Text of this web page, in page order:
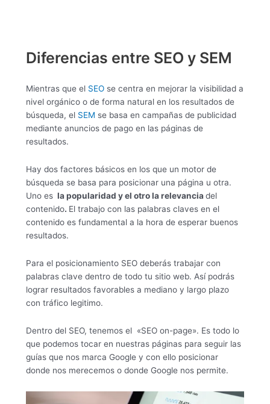
Diferencias entre SEO y SEM
Mientras que el SEO se centra en mejorar la visibilidad a
nivel orgánico o de forma natural en los resultados de
búsqueda, el SEM se basa en campañas de publicidad
mediante anuncios de pago en las páginas de
resultados.
Hay dos factores básicos en los que un motor de
búsqueda se basa para posicionar una página u otra.
Uno es la popularidad y el otro la relevanciadel
contenido. El trabajo con las palabras claves en el
contenido es fundamental a la hora de esperar buenos
resultados.
Para el posicionamiento SEO deberás trabajar con
palabras clave dentro de todo tu sitio web. Así podrás
lograr resultados favorables a mediano y largo plazo
con tráfico legitimo.
Dentro del SEO, tenemos el «SEO on-page». Es todo lo
que podemos tocar en nuestras páginas para seguir las
guías que nos marca Google y con ello posicionar
donde nos merecemos o donde Google nos permite.